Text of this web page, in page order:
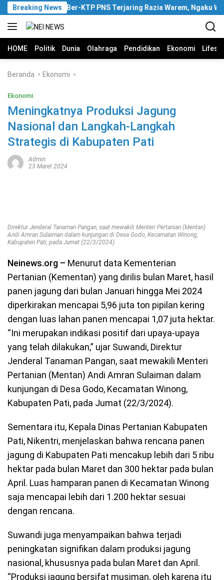
Langsung
ke
konten
Breaking NewsPria Ber-KTP PNS Terjaring Razia Warem, Ngaku
HOME Politik Dunia Olahraga Pendidikan Ekonomi
Beranda Ekonomi
Ekonomi
Meningkatnya Produksi Jagung
Nasional dan Langkah-Langkah
Strategis di Kabupaten Pati
Admin
23 Maret 2024
Direktur Jenderal Tanaman Pangan, saat mewakili Menteri Pertanian (Mentan)
Andi Amran Sulaiman dalam kunjungan di Desa Godo, Kecamatan Winong,
Kabupaten Pati, pada Jumat (22/3/2024).
Neinews.org – Menurut data Kementerian
Pertanian (Kementan) yang dirilis bulan Maret, hasil
panen jagung dari bulan Januari hingga Mei 2024
diperkirakan mencapai 5,96 juta ton pipilan kering
dengan luas lahan panen mencapai 1,07 juta hektar.
“Ini merupakan indikasi positif dari upaya-upaya
yang telah dilakukan,” ujar Suwandi, Direktur
Jenderal Tanaman Pangan, saat mewakili Menteri
Pertanian (Mentan) Andi Amran Sulaiman dalam
kunjungan di Desa Godo, Kecamatan Winong,
Kabupaten Pati, pada Jumat (22/3/2024).
Sementara itu, Kepala Dinas Pertanian Kabupaten
Pati, Nikentri, menjelaskan bahwa rencana panen
jagung di Kabupaten Pati mencakup lebih dari 5 ribu
hektar pada bulan Maret dan 300 hektar pada bulan
April. Luas hamparan panen di Kecamatan Winong
saja mencapai lebih dari 1.200 hektar sesuai
dengan rencana.
Suwandi juga menyampaikan bahwa terjadi
peningkatan signifikan dalam produksi jagung
nasional, khususnya pada bulan Maret dan April.
“Produksi jagung bersifat musiman, oleh karena itu